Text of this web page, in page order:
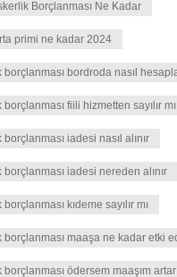
Borçlanması Ne Kadar
primi ne kadar 2024
borçlanması bordroda nasıl
fiili hizmetten sayılır mı
iadesi nasıl alınır
borçlanması iadesi nereden alınır
kıdeme sayılır mı
borçlanması maaşa ne kadar etki
borçlanması ödersem maaşım artar